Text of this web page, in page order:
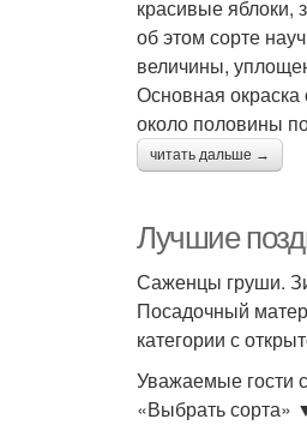
красивые яблоки,
об этом сорте
величины,
Основная окраска
около половины
читать дальше →
Лучшие
Саженцы груши.
Посадочный
категории с
Уважаемые гости
«Выбрать сорта»